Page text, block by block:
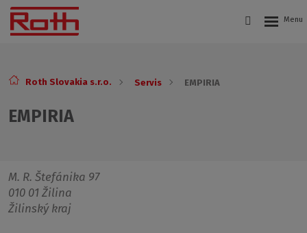
Roth Slovakia s.r.o. Servis EMPIRIA
EMPIRIA
M. R. Štefánika 97
010 01 Žilina
Žilinský kraj